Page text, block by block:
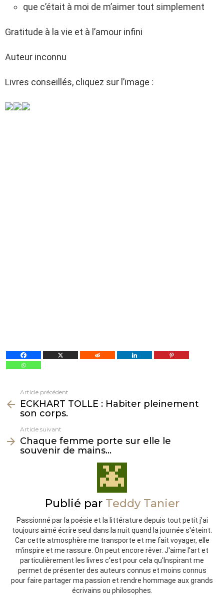
que c’était à moi de m’aimer tout simplement
Gratitude à la vie et à l’amour infini
Auteur inconnu
Livres conseillés, cliquez sur l’image :
plus
Article précédent
ECKHART TOLLE : Habiter pleinement
son corps.
Article suivant
Chaque femme porte sur elle le
souvenir de mains…
Publié par Teddy Tanier
Passionné par la poésie et la littérature depuis tout petit j'ai
toujours aimé écrire seul dans la nuit quand la journée s'éteint.
Car cette atmosphère me transporte et me fait voyager, elle
m'inspire et me rassure. On peut encore rêver. J'aime l'art et
particulièrement les livres c'est pour cela qu'Inspirant me
permet de présenter des auteurs connus et moins connus
pour faire partager ma passion et rendre hommage aux grands
écrivains ou philosophes.